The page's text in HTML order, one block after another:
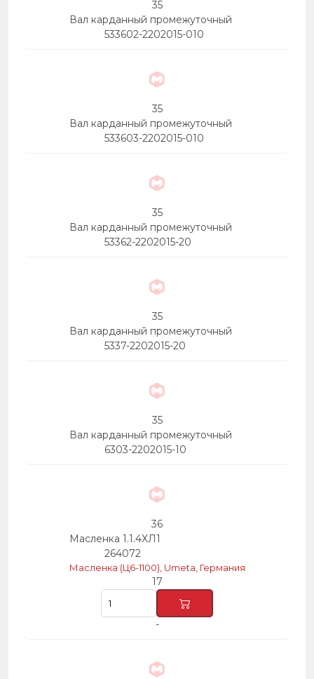
35
Вал карданный промежуточный
533602-2202015-010
35
Вал карданный промежуточный
533603-2202015-010
35
Вал карданный промежуточный
53362-2202015-20
35
Вал карданный промежуточный
5337-2202015-20
35
Вал карданный промежуточный
6303-2202015-10
36
Масленка 1.1.4ХЛ1
264072
Масленка (Ц6-1100), Umeta, Германия
17
-